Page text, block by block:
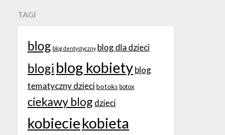
TAGI
blog blog dentystyczny blog dla dzieci
blogi blog kobietyblog
tematyczny dziecibotoks botox
ciekawy blog dzieci
kobieciekobieta